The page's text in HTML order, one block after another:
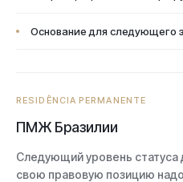
Основание для следующего
RESIDÊNCIA PERMANENTE
ПМЖ Бразилии
Следующий уровень статуса
свою правовую позицию